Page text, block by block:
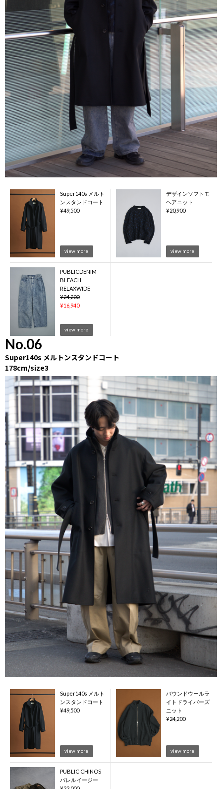
Super140s メルト
ンスタンドコート
¥49,500
view more
デザインソフトモ
ヘアニット
¥20,900
view more
PUBLICDENIM
BLEACH
RELAXWIDE
¥24,200
¥16,940
view more
No.06
Super140s メルトンスタンドコート
178cm/size3
Super140s メルト
ンスタンドコート
¥49,500
view more
バウンドウールラ
イトドライバーズ
ニット
¥24,200
view more
PUBLIC CHINOS
バレルイージー